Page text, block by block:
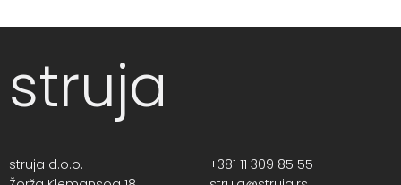
struja
struja d.o.o.
+381 11 309 85 55